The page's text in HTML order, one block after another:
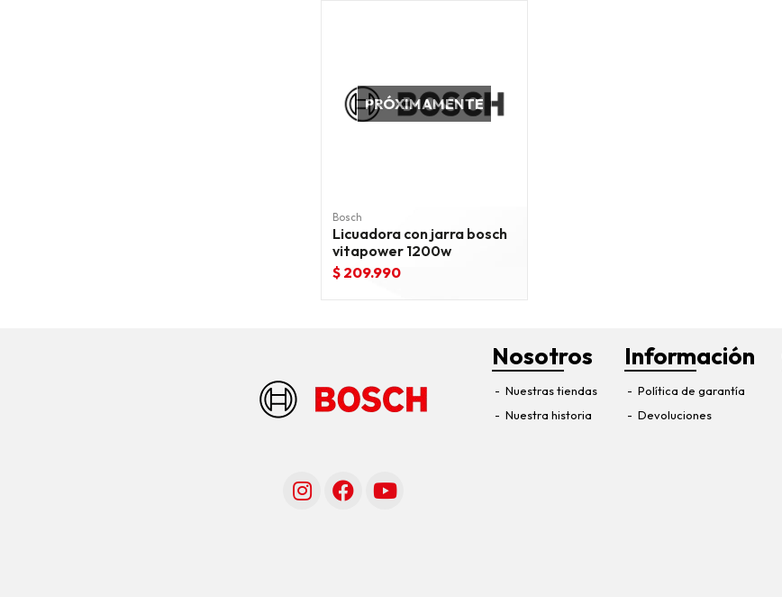
PRÓXIMAMENTE
Bosch
Licuadora con jarra bosch
vitapower 1200w
$ 209.990
Nosotros
Nuestras tiendas
Nuestra historia
Información
Política de garantía
Devoluciones